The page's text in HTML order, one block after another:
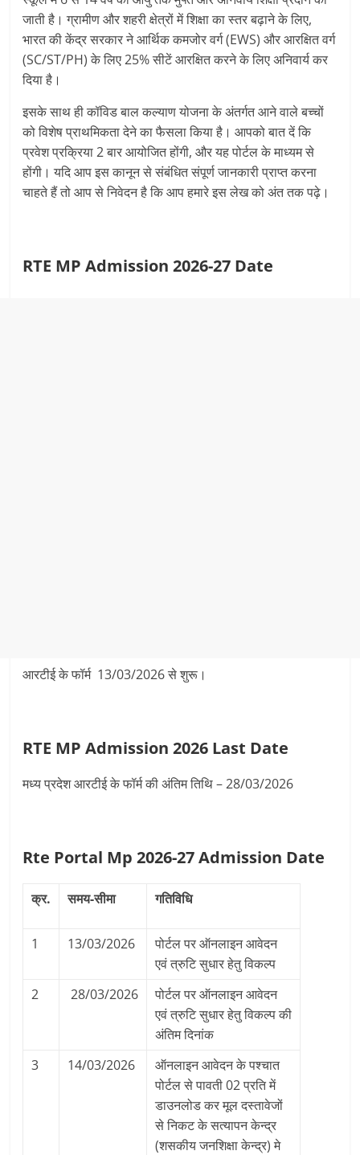
जाती है। ग्रामीण और शहरी क्षेत्रों में शिक्षा का स्तर बढ़ाने के लिए,
भारत की केंद्र सरकार ने आर्थिक कमजोर वर्ग (EWS) और आरक्षित वर्ग
(SC/ST/PH) के लिए 25% सीटें आरक्षित करने के लिए अनिवार्य कर
दिया है।
इसके साथ ही कॉविड बाल कल्याण योजना के अंतर्गत आने वाले बच्चों
को विशेष प्राथमिकता देने का फैसला किया है। आपको बात दें कि
प्रवेश प्रक्रिया 2 बार आयोजित होंगी, और यह पोर्टल के माध्यम से
होंगी। यदि आप इस कानून से संबंधित संपूर्ण जानकारी प्राप्त करना
चाहते हैं तो आप से निवेदन है कि आप हमारे इस लेख को अंत तक पढ़े।
RTE MP Admission 2026-27 Date
आरटीई के फॉर्म 13/03/2026 से शुरू।
RTE MP Admission 2026 Last Date
मध्य प्रदेश आरटीई के फॉर्म की अंतिम तिथि – 28/03/2026
Rte Portal Mp 2026-27 Admission Date
क्र. समय-सीमा गतिविधि
1 13/03/2026
पोर्टल पर ऑनलाइन आवेदन
एवं त्रुटि सुधार हेतु विकल्प
2
28/03/2026
पोर्टल पर ऑनलाइन आवेदन
एवं त्रुटि सुधार हेतु विकल्प की
अंतिम दिनांक
3
14/03/2026
ऑनलाइन आवेदन के पश्चात
पोर्टल से पावती 02 प्रति में
डाउनलोड कर मूल दस्तावेजों
से निकट के सत्यापन केन्द्र
(शसकीय जनशिक्षा केन्द्र) मे